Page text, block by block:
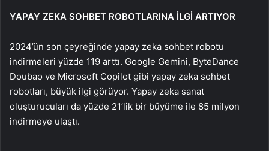
YAPAY ZEKA SOHBET ROBOTLARINA İLGİ ARTIYOR
2024’ün son çeyreğinde yapay zeka sohbet robotu
indirmeleri yüzde 119 arttı. Google Gemini, ByteDance
Doubao ve Microsoft Copilot gibi yapay zeka sohbet
robotları, büyük ilgi görüyor. Yapay zeka sanat
oluşturucuları da yüzde 21’lik bir büyüme ile 85 milyon
indirmeye ulaştı.